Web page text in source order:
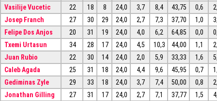
Vasilije Vucetic 22 18 8 24,0 3,7 8,4 43,75 0,6
Josep Franch
27 30 29 24,0 2,7 7,3 37,70 1,0
Felipe Dos Anjos
20 31 19 24,0 4,0 6,2 64,85 0,0
Txemi Urtasun
34 28 17 24,0 4,5 10,3 44,00 1,1
Juan Rubio
22 30 14 24,0 2,0 5,9 33,33 1,6
Caleb Agada
25 31 18 24,0 4,4 9,6 45,95 0,7
Gediminas Zyle
29 33 18 24,0 3,7 7,4 50,00 0,8
Jonathan Gilling
27 31 17 24,0 2,7 7,1 37,77 1,5